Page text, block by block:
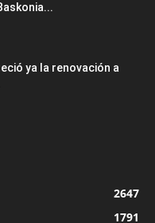
ya la renovación a
2647
1791